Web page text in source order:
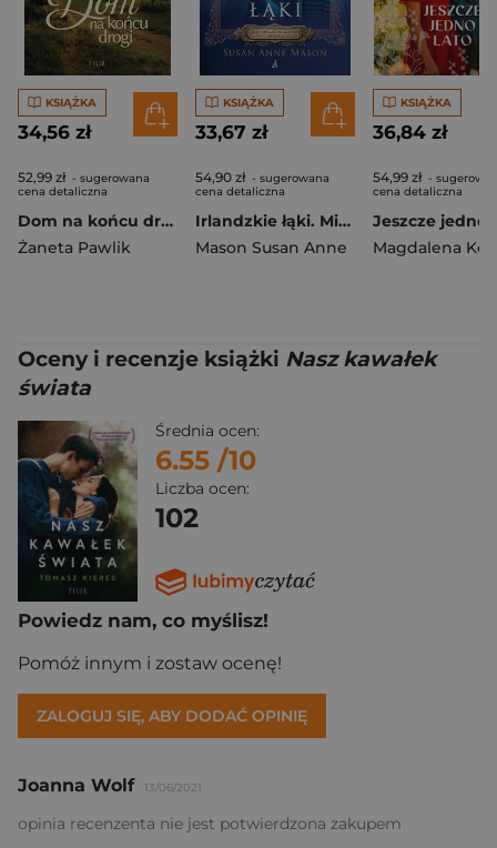
KSIĄŻKA
34,56 zł
52,99 zł - sugerowana
cena detaliczna
Dom na końcu drogi
Żaneta Pawlik
KSIĄŻKA
33,67 zł
54,90 zł - sugerowana
cena detaliczna
Irlandzkie łąki. Mieć odwagę by marzyć. Tom 1 wyd. 2026
Mason Susan Anne
KSIĄŻKA
36,84 zł
54,99 zł -
cena detaliczna
Jeszcze jedno
Magdalena
Oceny i recenzje książki Nasz kawałek
świata
Średnia ocen:
6.55 /10
Liczba ocen:
102
Powiedz nam, co myślisz!
Pomóż innym i zostaw ocenę!
ZALOGUJ SIĘ, ABY DODAĆ OPINIĘ
Joanna Wolf 13/06/2021
opinia recenzenta nie jest potwierdzona zakupem